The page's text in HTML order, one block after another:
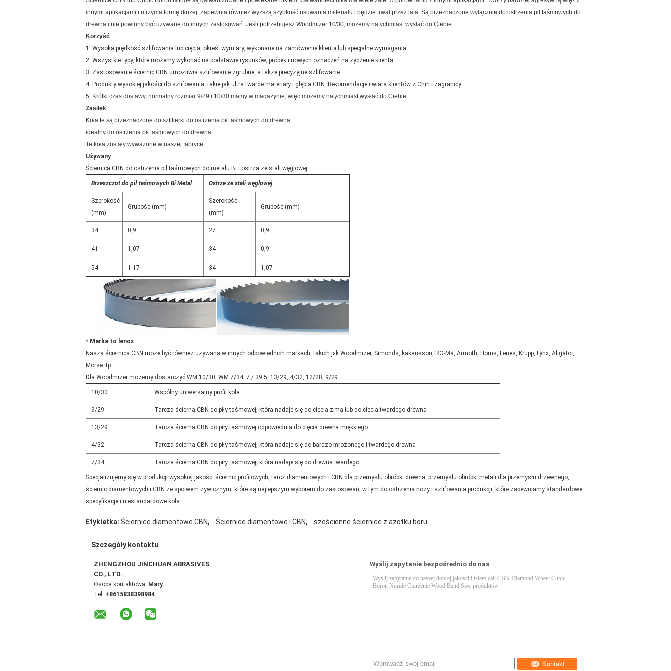
innymi aplikacjami i utrzyma formę dłużej. Zapewnia również wyższą szybkość usuwania materiału i będzie trwał przez lata. Są przeznaczone wyłącznie do ostrzenia pił taśmowych do
drewna i nie powinny być używane do innych zastosowań. Jeśli potrzebujesz Woodmizer 10/30, możemy natychmiast wysłać do Ciebie.
Korzyść
1. Wysoka prędkość szlifowania lub cięcia, określ wymiary, wykonane na zamówienie klienta lub specjalne wymagania
2. Wszystkie typy, które możemy wykonać na podstawie rysunków, próbek i nowych oznaczeń na życzenie klienta.
3. Zastosowanie ściernic CBN umożliwia szlifowanie zgrubne, a także precyzyjne szlifowanie.
4. Produkty wysokiej jakości do szlifowania, takie jak ultra twarde materiały i głębia CBN. Rekomendacje i wiara klientów z Chin i zagranicy.
5. Krótki czas dostawy, normalny rozmiar 9/29 i 10/30 mamy w magazynie, więc możemy natychmiast wysłać do Ciebie.
Zasiłek
Koła te są przeznaczone do szlifierki do ostrzenia pił taśmowych do drewna
idealny do ostrzenia pił taśmowych do drewna
Te koła zostały wyważone w naszej fabryce
Używany
Ściernica CBN do ostrzenia pił taśmowych do metalu BI i ostrza ze stali węglowej.
Brzeszczot do pił taśmowych Bi Metal Ostrze ze stali węglowej
Szerokość
(mm)
Grubość (mm)
Szerokość
(mm)
Grubość (mm)
34 0,9 27 0,9
41 1,07 34 0,9
54 1.17 34 1,07
* Marka to lenox
Nasza ściernica CBN może być również używana w innych odpowiednich markach, takich jak Woodmizer, Simonds, kakansson, RO-Ma, Armoth, Horns, Fenes, Krupp, Lynx, Aligator,
Morse itp.
Dla Woodmizer możemy dostarczyć WM 10/30, WM 7/34, 7 / 39.5, 13/29, 4/32, 12/28, 9/29
10/30 Wspólny uniwersalny profil koła
9/29 Tarcza ścierna CBN do piły taśmowej, która nadaje się do cięcia zimą lub do cięcia twardego drewna
13/29 Tarcza ścierna CBN do piły taśmowej odpowiednia do cięcia drewna miękkiego
4/32 Tarcza ścierna CBN do piły taśmowej, która nadaje się do bardzo mrożonego i twardego drewna
7/34 Tarcza ścierna CBN do piły taśmowej, która nadaje się do drewna twardego
Specjalizujemy się w produkcji wysokiej jakości ściernic profilowych, tarcz diamentowych i CBN dla przemysłu obróbki drewna, przemysłu obróbki metali dla przemysłu drzewnego,
ściernic diamentowych i CBN ze spoiwem żywicznym, które są najlepszym wyborem do zastosowań, w tym do ostrzenia noży i szlifowania produkcji, które zapewniamy standardowe
specyfikacje i niestandardowe koła.
Etykietka: Ściernice diamentowe CBN, Ściernice diamentowe i CBN, sześcienne ściernice z azotku boru
Szczegóły kontaktu
ZHENGZHOU JINCHUAN ABRASIVES
CO., LTD.
Osoba kontaktowa: Mary
Tel: +8615838398984
Wyślij zapytanie bezpośrednio do nas
Kontakt